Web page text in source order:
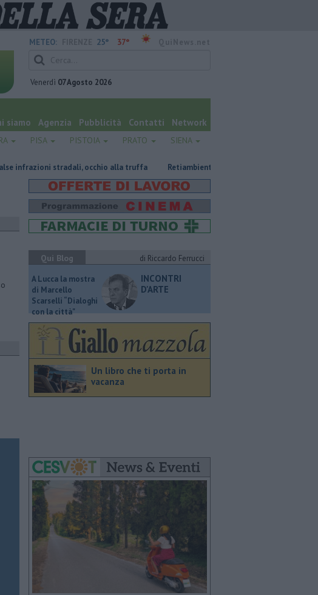
METEO: 25° 37°
Venerdì 07 Agosto 2026
siamo
Agenzia Pubblicità Contatti Network
PISA PISTOIA PRATO SIENA
occhio alla truffa Retiambiente, M5S: "Nessun legame con Giacetti"
Qui Blog
di Riccardo Ferrucci
A Lucca la mostra
di Marcello
Scarselli “Dialoghi
con la città"
INCONTRI
D'ARTE
Un libro che ti porta in
vacanza